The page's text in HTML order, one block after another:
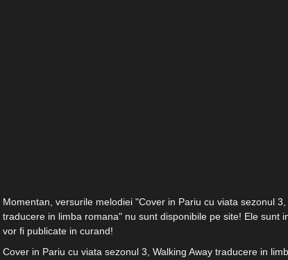
Momentan, versurile melodiei "Cover in Pariu cu viata sezonul 3,
traducere in limba romana" nu sunt disponibile pe site! Ele sunt
vor fi publicate in curand!
Cover in Pariu cu viata sezonul 3, Walking Away traducere in